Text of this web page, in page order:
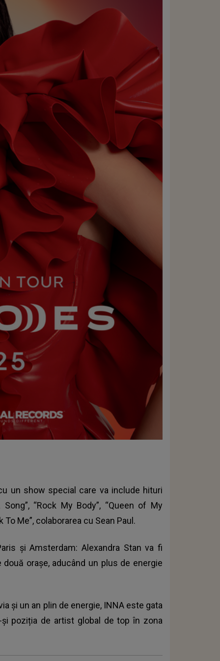
un show special care va include hituri
“Rock My Body”, “Queen of My
Me”, colaborarea cu Sean Paul.
și Amsterdam: Alexandra Stan va fi
orașe, aducând un plus de energie
și un an plin de energie, INNA este gata
poziția de artist global de top în zona